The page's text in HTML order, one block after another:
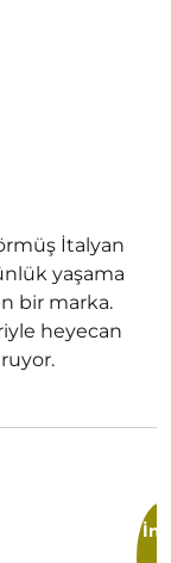
İtalyan
yaşama
bir marka.
heyecan